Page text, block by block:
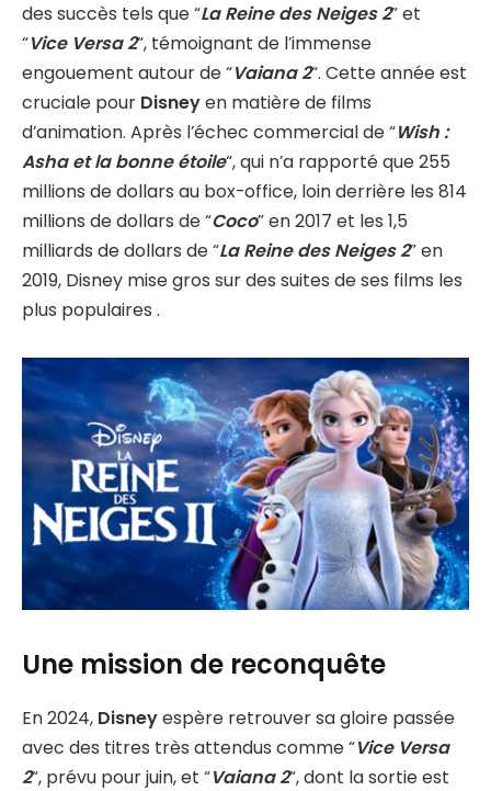
des succès tels que “La Reine des Neiges 2” et
“Vice Versa 2“, témoignant de l’immense
engouement autour de “Vaiana 2“. Cette année est
cruciale pour Disneyen matière de films
d’animation. Après l’échec commercial de “Wish :
Asha et la bonne étoile“, qui n’a rapporté que 255
millions de dollars au box-office, loin derrière les 814
millions de dollars de “Coco” en 2017 et les 1,5
milliards de dollars de “La Reine des Neiges 2” en
2019, Disney mise gros sur des suites de ses films les
plus populaires .
Une mission de reconquête
En 2024, Disneyespère retrouver sa gloire passée
avec des titres très attendus comme “Vice Versa
2“, prévu pour juin, et “Vaiana 2“, dont la sortie est